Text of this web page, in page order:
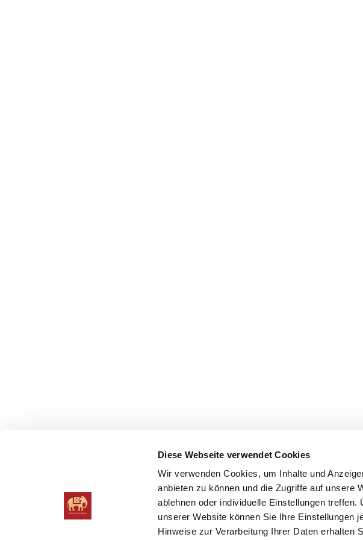
Diese Webseite verwendet Cookies
Wir verwenden Cookies, um Inhalte und
anbieten zu können und die Zugriffe auf unsere
ablehnen oder individuelle Einstellungen treffen.
unserer Website können Sie Ihre Einstellungen
Hinweise zur Verarbeitung Ihrer Daten erhalten